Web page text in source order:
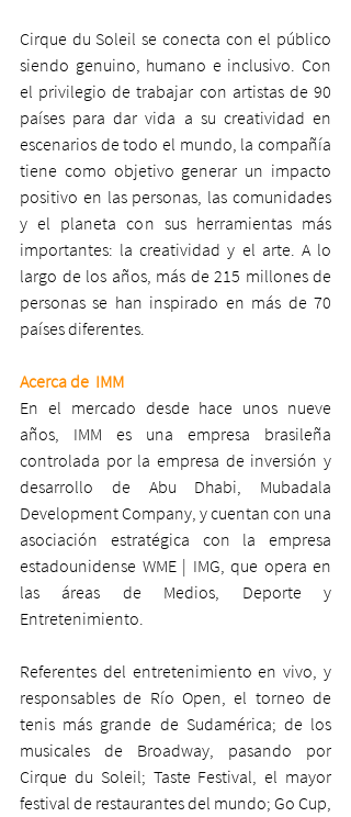
Cirque du Soleil se conecta con el público
siendo genuino, humano e inclusivo. Con
el privilegio de trabajar con artistas de 90
países para dar vida a su creatividad en
escenarios de todo el mundo, la compañía
tiene como objetivo generar un impacto
positivo en las personas, las comunidades
y el planeta con sus herramientas más
importantes: la creatividad y el arte. A lo
largo de los años, más de 215 millones de
personas se han inspirado en más de 70
países diferentes.
Acerca de  IMM
En el mercado desde hace unos nueve
años, IMM es una empresa brasileña
controlada por la empresa de inversión y
desarrollo de Abu Dhabi, Mubadala
Development Company, y cuentan con una
asociación estratégica con la empresa
estadounidense WME | IMG, que opera en
las áreas de Medios, Deporte y
Entretenimiento.
Referentes del entretenimiento en vivo, y
responsables de Río Open, el torneo de
tenis más grande de Sudamérica; de los
musicales de Broadway, pasando por
Cirque du Soleil; Taste Festival, el mayor
festival de restaurantes del mundo; Go Cup,